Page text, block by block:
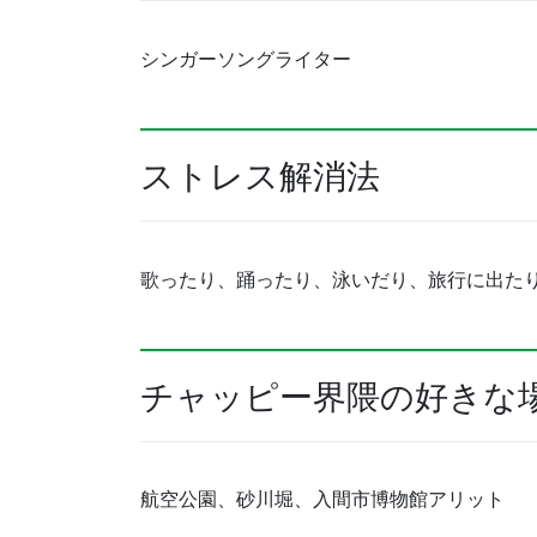
シンガーソングライター
ストレス解消法
歌ったり、踊ったり、泳いだり、旅行に出た
チャッピー界隈の好きな
航空公園、砂川堀、入間市博物館アリット